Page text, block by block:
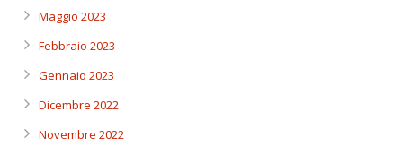
Maggio 2023
Febbraio 2023
Gennaio 2023
Dicembre 2022
Novembre 2022